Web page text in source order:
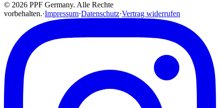
© 2026 PPF Germany. Alle Rechte
vorbehalten.·Impressum·Datenschutz·Vertrag widerrufen